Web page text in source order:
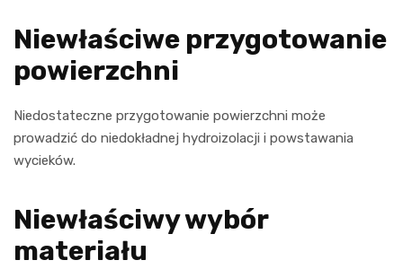
Niewłaściwe przygotowanie
powierzchni
Niedostateczne przygotowanie powierzchni może
prowadzić do niedokładnej hydroizolacji i powstawania
wycieków.
Niewłaściwy wybór
materiału